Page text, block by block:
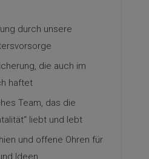
durch unsere
die auch im
haftet
Team, das die
liebt und lebt
und offene Ohren für
Ideen